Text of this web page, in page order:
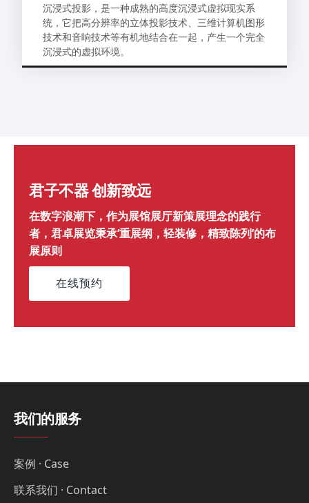
沉浸式投影，是一种成熟的高度沉浸式虚拟现实系
统，它把高分辨率的立体投影技术、三维计算机图形
技术和音响技术等有机地结合在一起，产生一个完全
沉浸式的虚拟环境。
君子不器 创新致远
在数字浪潮下，作为展馆展厅新策展理念的践行
者，君卓展览秉承‘重展纲，轻装修，精致陈列’的布
展原则
在线预约
我们的服务
案例 · Case
联系我们 · Contact